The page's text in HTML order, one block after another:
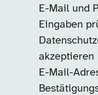
E-Mail und
Eingaben
akzeptieren
E-Mail-